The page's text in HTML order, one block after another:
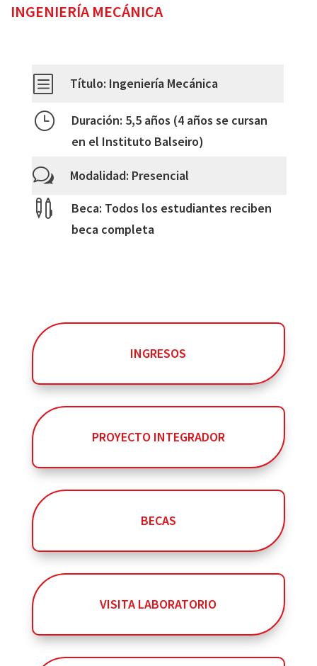
INGENIERÍA MECÁNICA
b Título: Ingeniería Mecánica
}
Duración: 5,5 años (4 años se cursan
en el Instituto Balseiro)
w Modalidad: Presencial

Beca: Todos los estudiantes reciben
beca completa
INGRESOS
PROYECTO INTEGRADOR
BECAS
VISITA LABORATORIO